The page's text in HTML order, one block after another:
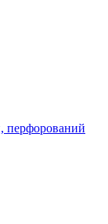
перфорований